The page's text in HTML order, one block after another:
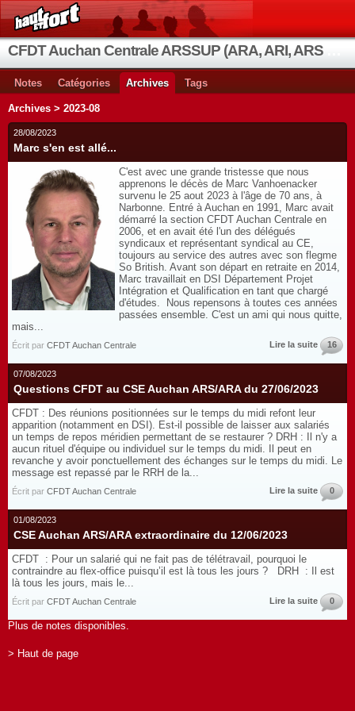
Notes Catégories Archives Tags
Archives > 2023-08
28/08/2023
Marc s'en est allé...
C'est avec une grande tristesse que nous
apprenons le décès de Marc Vanhoenacker
survenu le 25 aout 2023 à l'âge de 70 ans, à
Narbonne. Entré à Auchan en 1991, Marc avait
démarré la section CFDT Auchan Centrale en
2006, et en avait été l'un des délégués
syndicaux et représentant syndical au CE,
toujours au service des autres avec son flegme
So British. Avant son départ en retraite en 2014,
Marc travaillait en DSI Département Projet
Intégration et Qualification en tant que chargé
d'études. Nous repensons à toutes ces années
passées ensemble. C'est un ami qui nous quitte,
mais...
Écrit par CFDT Auchan Centrale Lire la suite 16
07/08/2023
Questions CFDT au CSE Auchan ARS/ARA du 27/06/2023
CFDT : Des réunions positionnées sur le temps du midi refont leur
apparition (notamment en DSI). Est-il possible de laisser aux salariés
un temps de repos méridien permettant de se restaurer ? DRH : Il n'y a
aucun rituel d'équipe ou individuel sur le temps du midi. Il peut en
revanche y avoir ponctuellement des échanges sur le temps du midi. Le
message est repassé par le RRH de la...
Écrit par CFDT Auchan Centrale Lire la suite 0
01/08/2023
CSE Auchan ARS/ARA extraordinaire du 12/06/2023
CFDT : Pour un salarié qui ne fait pas de télétravail, pourquoi le
contraindre au flex-office puisqu’il est là tous les jours ? DRH : Il est
là tous les jours, mais le...
Écrit par CFDT Auchan Centrale Lire la suite 0
Plus de notes disponibles.
> Haut de page